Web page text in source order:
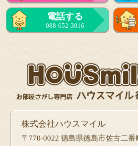
電話する
088-652-3016
株式会社ハウスマイル
〒770-0022 徳島県徳島市佐古二番